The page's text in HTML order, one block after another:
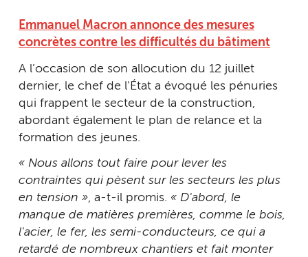
Emmanuel Macron annonce des mesures
concrètes contre les difficultés du bâtiment
A l’occasion de son allocution du 12 juillet
dernier, le chef de l'État a évoqué les pénuries
qui frappent le secteur de la construction,
abordant également le plan de relance et la
formation des jeunes.
« Nous allons tout faire pour lever les
contraintes qui pèsent sur les secteurs les plus
en tension », a-t-il promis. « D'abord, le
manque de matières premières, comme le bois,
l'acier, le fer, les semi-conducteurs, ce qui a
retardé de nombreux chantiers et fait monter